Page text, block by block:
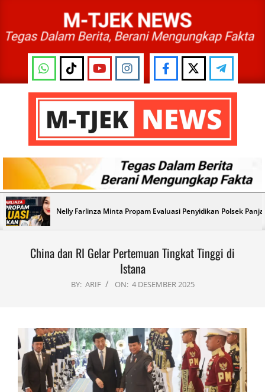
content
M-
TJEK
NEWS
Primary
Navigation
Menu
Nelly Farlinza Minta Propam Evaluasi Penyidikan Polsek
China dan RI Gelar Pertemuan Tingkat Tinggi di
Istana
BY: ARIF ON: 4 DESEMBER 2025